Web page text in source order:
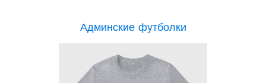
Админские футболки